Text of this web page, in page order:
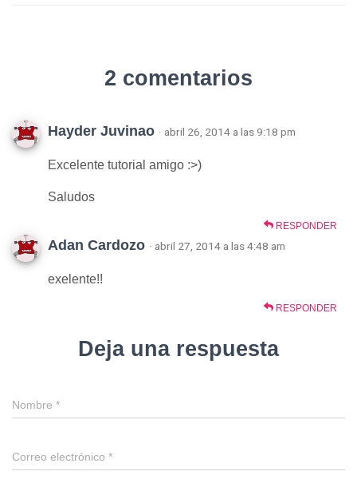
2 comentarios
Hayder Juvinao · abril 26, 2014 a las 9:18 pm
Excelente tutorial amigo :>)
Saludos
RESPONDER
Adan Cardozo · abril 27, 2014 a las 4:48 am
exelente!!
RESPONDER
Deja una respuesta
Nombre *
Correo electrónico *